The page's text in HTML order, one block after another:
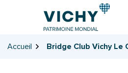
pageAccueil Bridge Club Vichy Le